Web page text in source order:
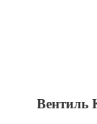
Вентиль